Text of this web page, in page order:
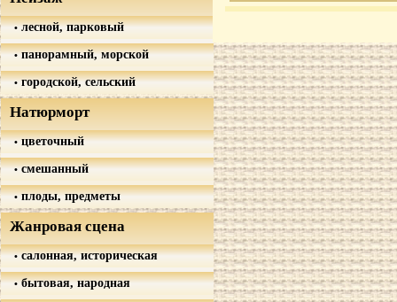
лесной, парковый
панорамный, морской
городской, сельский
Натюрморт
цветочный
смешанный
плоды, предметы
Жанровая сцена
салонная, историческая
бытовая, народная